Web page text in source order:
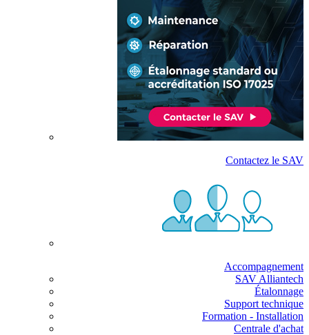
Contactez le SAV
Accompagnement
SAV Alliantech
Étalonnage
Support technique
Formation - Installation
Centrale d'achat